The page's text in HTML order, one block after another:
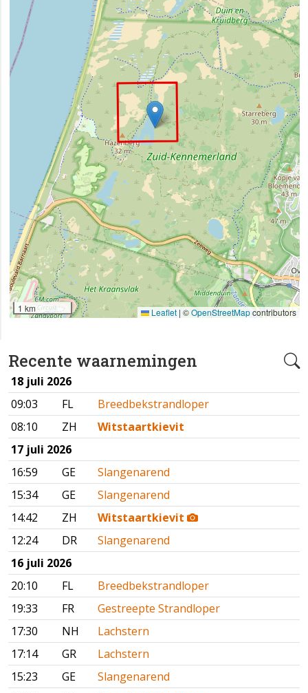
Recente waarnemingen
18 juli 2026
09:03
FL
Breedbekstrandloper
08:10
ZH
Witstaartkievit
17 juli 2026
16:59
GE
Slangenarend
15:34
GE
Slangenarend
14:42
ZH
Witstaartkievit
12:24
DR
Slangenarend
16 juli 2026
20:10
FL
Breedbekstrandloper
19:33
FR
Gestreepte Strandloper
17:30
NH
Lachstern
17:14
GR
Lachstern
15:23
GE
Slangenarend
1 km Leaflet | ©OpenStreetMapcontributors